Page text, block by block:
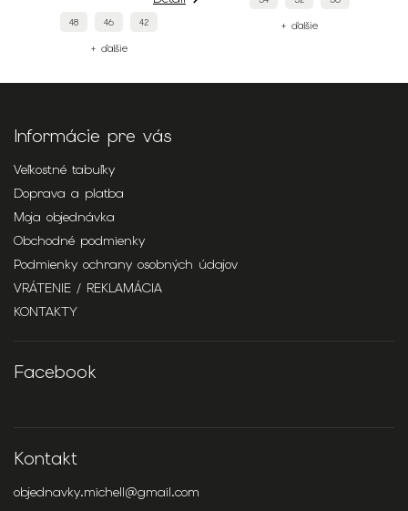
48 46 42
+ ďalšie
+ ďalšie
Informácie pre vás
Veľkostné tabuľky
Doprava a platba
Moja objednávka
Obchodné podmienky
Podmienky ochrany osobných údajov
VRÁTENIE / REKLAMÁCIA
KONTAKTY
Facebook
Kontakt
objednavky.michell@gmail.com